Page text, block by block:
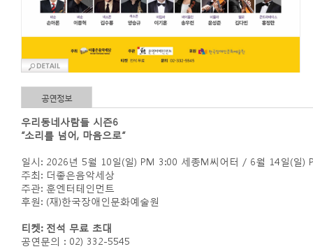
공연정보
우리동네사람들 시즌6
“소리를 넘어, 마음으로”
일시: 2026년 5월 10일(일) PM 3:00 세종M씨어터 / 6월 14일(일)
주최: 더좋은음악세상
주관: 훈엔터테인먼트
후원: (재)한국장애인문화예술원
티켓: 전석 무료 초대
공연문의 : 02) 332-5545